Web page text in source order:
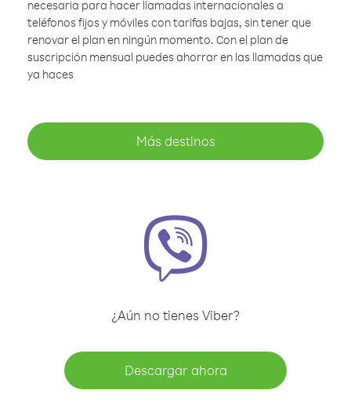
necesaria para hacer llamadas internacionales a
teléfonos fijos y móviles con tarifas bajas, sin tener que
renovar el plan en ningún momento. Con el plan de
suscripción mensual puedes ahorrar en las llamadas que
ya haces
Más destinos
¿Aún no tienes Viber?
Descargar ahora